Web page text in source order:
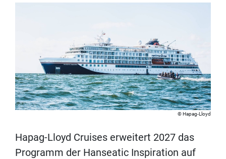
Hapag-Lloyd
Hapag-Lloyd Cruises erweitert 2027 das
Programm der Hanseatic Inspiration auf